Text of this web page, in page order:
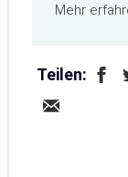
Mehr
Teilen: